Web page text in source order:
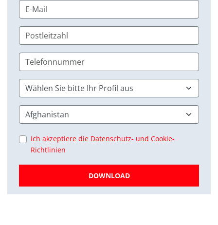
Ich akzeptiere die Datenschutz- und Cookie-
Richtlinien
DOWNLOAD